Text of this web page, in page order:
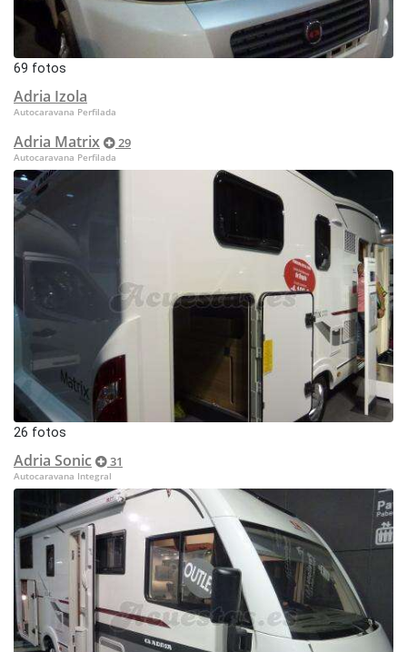
69 fotos
Adria Izola
Autocaravana Perfilada
Adria Matrix 29
Autocaravana Perfilada
26 fotos
Adria Sonic 31
Autocaravana Integral